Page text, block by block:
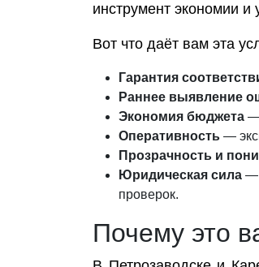
инструмент экономии и
Вот что даёт вам эта
Гарантия
Раннее выявление
Экономия бюджета —
Оперативность —
Прозрачность и
Юридическая сила —
проверок.
Почему это